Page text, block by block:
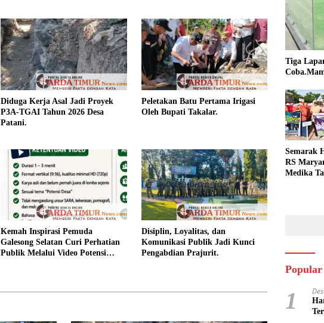
Diduga Kerja Asal Jadi Proyek
P3A-TGAI Tahun 2026 Desa
Patani.
Peletakan Batu Pertama Irigasi
Oleh Bupati Takalar.
Kemah Inspirasi Pemuda
Galesong Selatan Curi Perhatian
Publik Melalui Video Potensi
Disiplin, Loyalitas, dan
Komunikasi Publik Jadi Kunci
Pengabdian Prajurit.
Tiga
Semarak
RS
Medika
Popular
1